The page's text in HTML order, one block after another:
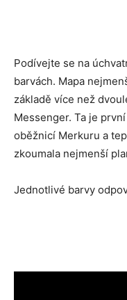
Podívejte se na
barvách. Mapa
základě více než
Messenger. Ta je
oběžnicí Merkuru a
zkoumala nejmenší
Jednotlivé barvy